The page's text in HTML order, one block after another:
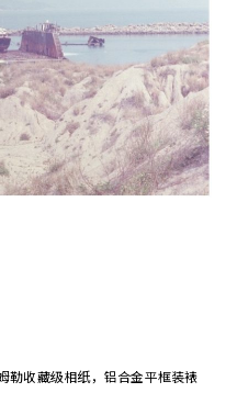
勒收藏级相纸，铝合金平框装裱